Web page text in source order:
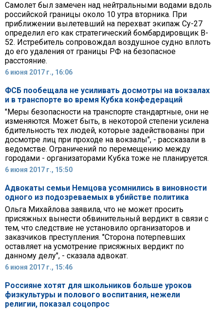
Самолет был замечен над нейтральными водами вдоль
российской границы около 10 утра вторника. При
приближении вылетевший на перехват экипаж Су-27
определил его как стратегический бомбардировщик B-
52. Истребитель сопровождал воздушное судно вплоть
до его удаления от границы РФ на безопасное
расстояние.
6 июня 2017 г., 16:06
ФСБ пообещала не усиливать досмотры на вокзалах
и в транспорте во время Кубка конфедераций
"Меры безопасности на транспорте стандартные, они не
изменяются. Может быть, в некоторой степени усилена
бдительность тех людей, которые задействованы при
досмотре лиц при проходе на вокзалы", - рассказали в
ведомстве. Ограничений по перемещению между
городами - организаторами Кубка тоже не планируется.
6 июня 2017 г., 15:50
Адвокаты семьи Немцова усомнились в виновности
одного из подозреваемых в убийстве политика
Ольга Михайлова заявила, что не может просить
присяжных вынести обвинительный вердикт в связи с
тем, что следствие не установило организаторов и
заказчиков преступления. "Сторона потерпевших
оставляет на усмотрение присяжных вердикт по
данному делу", - сказала адвокат.
6 июня 2017 г., 15:46
Россияне хотят для школьников больше уроков
физкультуры и полового воспитания, нежели
религии, показал соцопрос